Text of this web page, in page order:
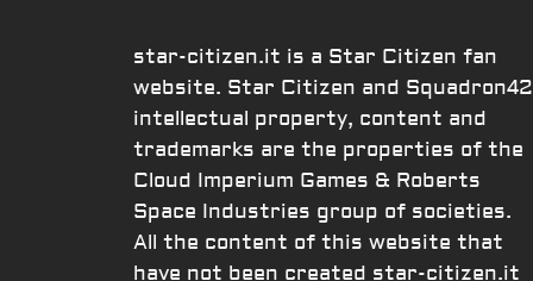
star-citizen.it is a Star Citizen fan
website. Star Citizen and Squadron42
intellectual property, content and
trademarks are the properties of the
Cloud Imperium Games & Roberts
Space Industries group of societies.
All the content of this website that
have not been created star-citizen.it